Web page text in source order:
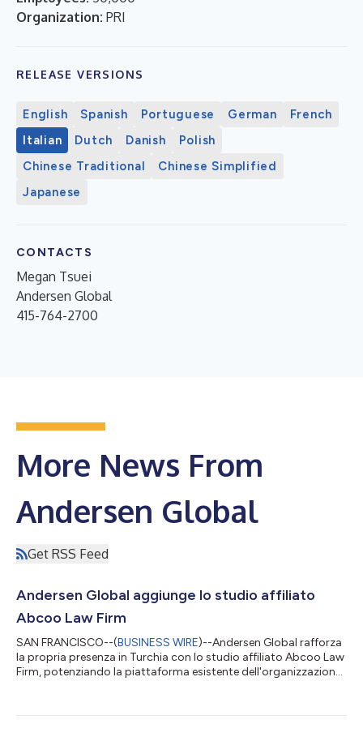
Organization: PRI
RELEASE VERSIONS
English Spanish Portuguese German
French
Italian
Dutch Danish
Polish
Chinese Traditional
Chinese Simplified
Japanese
CONTACTS
Megan Tsuei
Andersen Global
415-764-2700
More News From
Andersen Global
Get RSS Feed
Andersen Global aggiunge lo studio affiliato
Abcoo Law Firm
SAN FRANCISCO--(BUSINESS WIRE)--Andersen Global rafforza
la propria presenza in Turchia con lo studio affiliato Abcoo Law
Firm, potenziando la piattaforma esistente dell'organizzazione
tramite un ampio ventaglio di servizi legali, con esperienza in